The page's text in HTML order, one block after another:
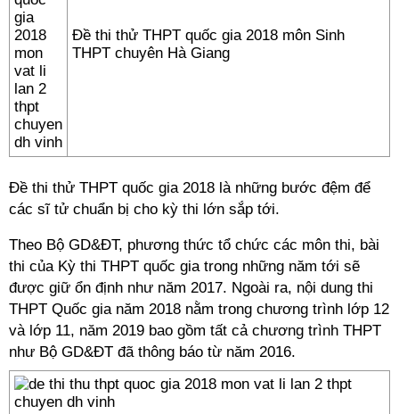
Đề thi thử THPT quốc gia 2018 môn Sinh
THPT chuyên Hà Giang
Đề thi thử THPT quốc gia 2018 là những bước đệm để
các sĩ tử chuẩn bị cho kỳ thi lớn sắp tới.
Theo Bộ GD&ĐT, phương thức tổ chức các môn thi, bài
thi của Kỳ thi THPT quốc gia trong những năm tới sẽ
được giữ ổn định như năm 2017. Ngoài ra, nội dung thi
THPT Quốc gia năm 2018 nằm trong chương trình lớp 12
và lớp 11, năm 2019 bao gồm tất cả chương trình THPT
như Bộ GD&ĐT đã thông báo từ năm 2016.